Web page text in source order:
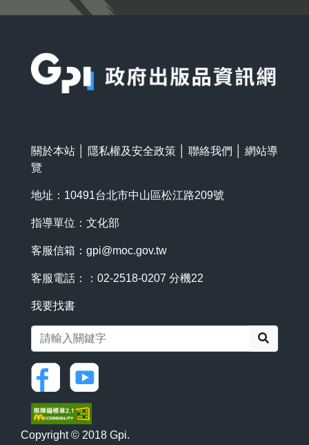
關於本站 隱私權及安全政策 聯絡我們
網站導
覽
地址：10491台北市中山區松江路209號
指導單位：文化部
客服信箱： gpi@moc.gov.tw
客服電話：：02-2518-0207 分機22
我要找書
Copyright © 2018 Gpi.